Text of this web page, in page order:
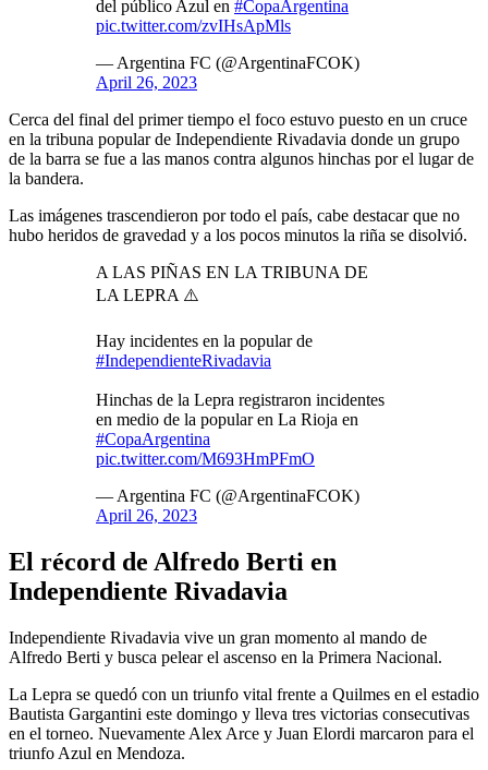
del público Azul en #CopaArgentina
pic.twitter.com/zvIHsApMls
— Argentina FC (@ArgentinaFCOK)
April 26, 2023
Cerca del final del primer tiempo el foco estuvo puesto en un cruce
en la tribuna popular de Independiente Rivadavia donde un grupo
de la barra se fue a las manos contra algunos hinchas por el lugar de
la bandera.
Las imágenes trascendieron por todo el país, cabe destacar que no
hubo heridos de gravedad y a los pocos minutos la riña se disolvió.
A LAS PIÑAS EN LA TRIBUNA DE
LA LEPRA ⚠️
Hay incidentes en la popular de
#IndependienteRivadavia
Hinchas de la Lepra registraron incidentes
en medio de la popular en La Rioja en
#CopaArgentina
pic.twitter.com/M693HmPFmO
— Argentina FC (@ArgentinaFCOK)
April 26, 2023
El récord de Alfredo Berti en
Independiente Rivadavia
Independiente Rivadavia vive un gran momento al mando de
Alfredo Berti y busca pelear el ascenso en la Primera Nacional.
La Lepra se quedó con un triunfo vital frente a Quilmes en el estadio
Bautista Gargantini este domingo y lleva tres victorias consecutivas
en el torneo. Nuevamente Alex Arce y Juan Elordi marcaron para el
triunfo Azul en Mendoza.